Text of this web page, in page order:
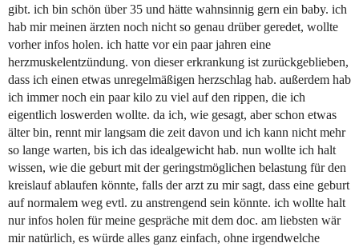
gibt. ich bin schön über 35 und hätte wahnsinnig gern ein baby. ich
hab mir meinen ärzten noch nicht so genau drüber geredet, wollte
vorher infos holen. ich hatte vor ein paar jahren eine
herzmuskelentzündung. von dieser erkrankung ist zurückgeblieben,
dass ich einen etwas unregelmäßigen herzschlag hab. außerdem hab
ich immer noch ein paar kilo zu viel auf den rippen, die ich
eigentlich loswerden wollte. da ich, wie gesagt, aber schon etwas
älter bin, rennt mir langsam die zeit davon und ich kann nicht mehr
so lange warten, bis ich das idealgewicht hab. nun wollte ich halt
wissen, wie die geburt mit der geringstmöglichen belastung für den
kreislauf ablaufen könnte, falls der arzt zu mir sagt, dass eine geburt
auf normalem weg evtl. zu anstrengend sein könnte. ich wollte halt
nur infos holen für meine gespräche mit dem doc. am liebsten wär
mir natürlich, es würde alles ganz einfach, ohne irgendwelche